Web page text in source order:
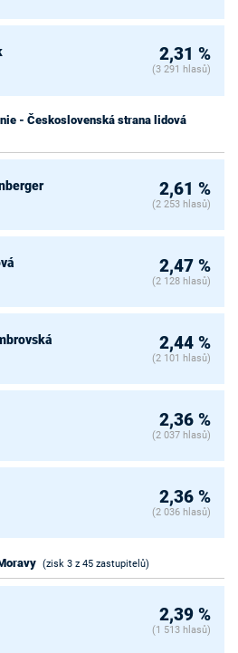
2,31 %
(3 291 hlasů)
- Československá strana lidová
2,61 %
(2 253 hlasů)
2,47 %
(2 128 hlasů)
2,44 %
(2 101 hlasů)
2,36 %
(2 037 hlasů)
2,36 %
(2 036 hlasů)
(zisk 3 z 45 zastupitelů)
2,39 %
(1 513 hlasů)